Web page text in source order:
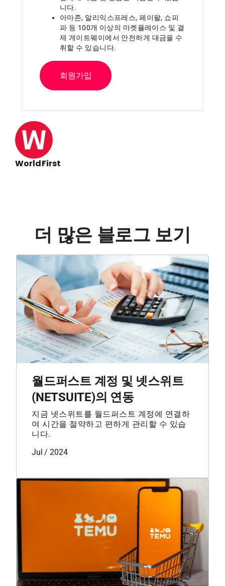
니다.
아마존, 알리익스프레스, 페이팔, 쇼피
파 등 100개 이상의 마켓플레이스 및 결
제 게이트웨이에서 안전하게 대금을 수
취할 수 있습니다.
회원가입
WorldFirst
더 많은 블로그 보기
월드퍼스트 계정 및 넷스위트
(NETSUITE)의 연동
지금 넷스위트를 월드퍼스트 계정에 연결하
여 시간을 절약하고 편하게 관리할 수 있습
니다.
Jul / 2024